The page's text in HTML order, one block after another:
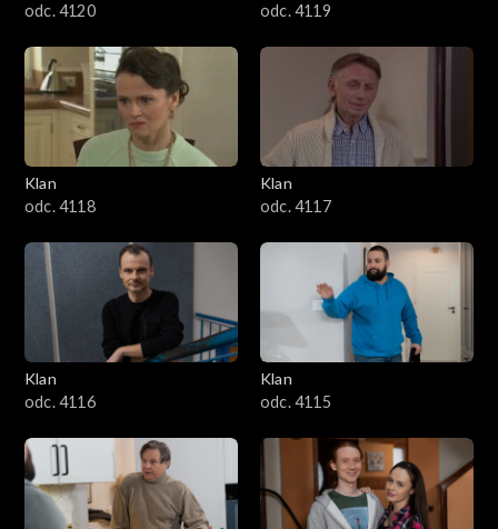
odc. 4120
odc. 4119
Klan
odc. 4118
Klan
odc. 4117
Klan
odc. 4116
Klan
odc. 4115